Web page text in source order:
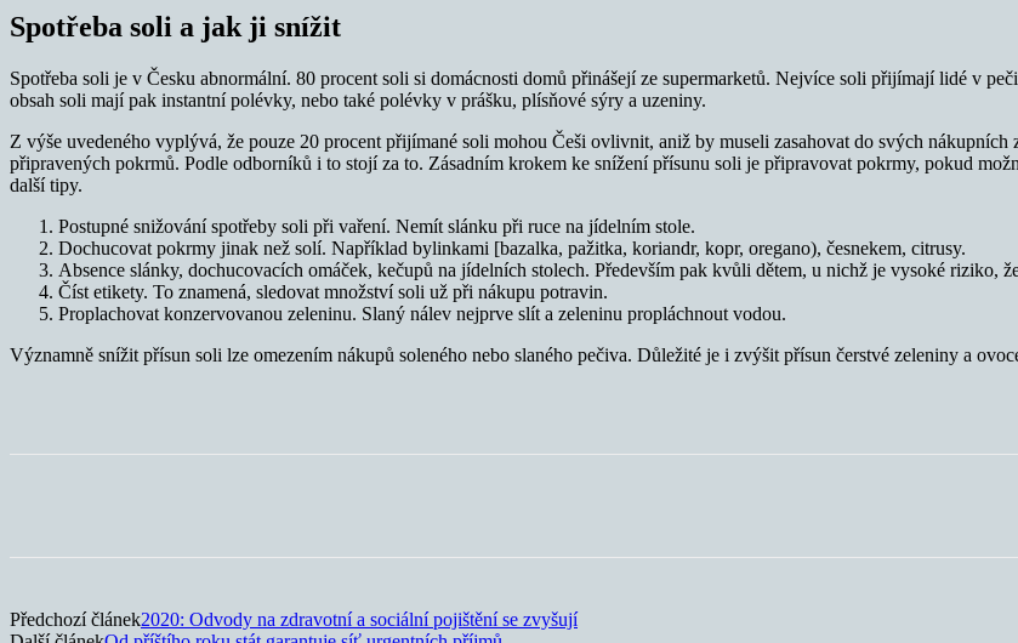
Spotřeba soli a jak ji snížit
Spotřeba soli je v Česku abnormální. 80 procent soli si domácnosti domů přinášejí ze supermarketů. Nejvíce soli přijímají lidé v
obsah soli mají pak instantní polévky, nebo také polévky v prášku, plísňové sýry a uzeniny.
Z výše uvedeného vyplývá, že pouze 20 procent přijímané soli mohou Češi ovlivnit, aniž by museli zasahovat do svých
připravených pokrmů. Podle odborníků i to stojí za to. Zásadním krokem ke snížení přísunu soli je připravovat pokrmy, pokud
další tipy.
Postupné snižování spotřeby soli při vaření. Nemít slánku při ruce na jídelním stole.
Dochucovat pokrmy jinak než solí. Například bylinkami [bazalka, pažitka, koriandr, kopr, oregano), česnekem, citrusy.
Absence slánky, dochucovacích omáček, kečupů na jídelních stolech. Především pak kvůli dětem, u nichž je vysoké riziko,
Číst etikety. To znamená, sledovat množství soli už při nákupu potravin.
Proplachovat konzervovanou zeleninu. Slaný nálev nejprve slít a zeleninu propláchnout vodou.
Významně snížit přísun soli lze omezením nákupů soleného nebo slaného pečiva. Důležité je i zvýšit přísun čerstvé zeleniny a
Předchozí článek2020: Odvody na zdravotní a sociální pojištění se zvyšují